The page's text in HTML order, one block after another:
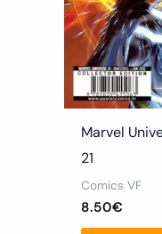
Marvel
21
Comics VF
8.50€